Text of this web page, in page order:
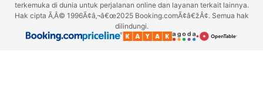
terkemuka di dunia untuk perjalanan online dan layanan terkait lainnya.
Hak cipta Ã‚Â© 1996Ã¢â‚¬â€œ2025 Booking.comÃ¢â€žÂ¢. Semua hak
dilindungi.